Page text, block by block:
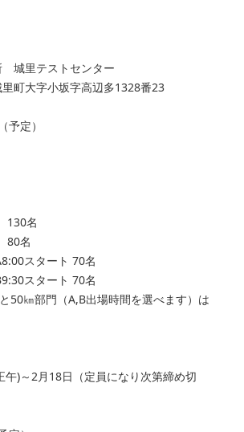
城里テストセンター
町大字小坂字高辺多1328番23
予定）
名
80名
スタート 70名
スタート 70名
50㎞部門（A,B出場時間を選べます）は
午)～2月18日（定員になり次第締め切